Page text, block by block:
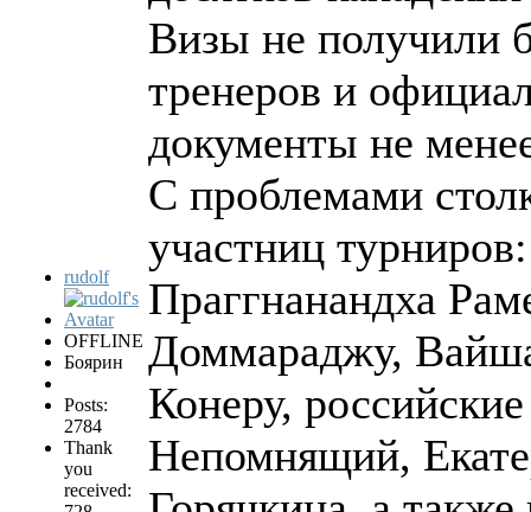
rudolf
OFFLINE
Боярин
Posts:
2784
Thank
you
received:
Визы не получили
тренеров и
документы не
С проблемами
участниц
Праггнанандха
Доммараджу,
Конеру,
Непомнящий,